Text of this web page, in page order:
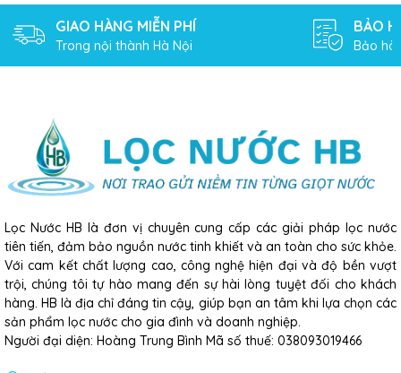
GIAO HÀNG MIỄN PHÍ
Trong nội thành Hà Nội
BẢO
Bảo
Lọc Nước HB là đơn vị chuyên cung cấp các giải pháp lọc nước
tiên tiến, đảm bảo nguồn nước tinh khiết và an toàn cho sức khỏe.
Với cam kết chất lượng cao, công nghệ hiện đại và độ bền vượt
trội, chúng tôi tự hào mang đến sự hài lòng tuyệt đối cho khách
hàng. HB là địa chỉ đáng tin cậy, giúp bạn an tâm khi lựa chọn các
sản phẩm lọc nước cho gia đình và doanh nghiệp.
Người đại diện: Hoàng Trung Bình Mã số thuế: 038093019466